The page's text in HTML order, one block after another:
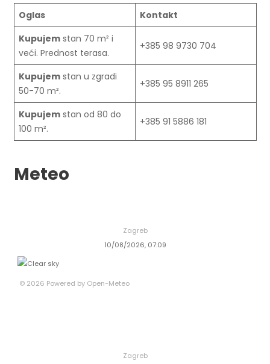
Oglas
Kontakt
Kupujemstan 70 m² i
veći. Prednost terasa.
+385 98 9730 704
Kupujemstan u zgradi
50-70 m².
+385 95 8911 265
Kupujemstan od 80 do
100 m².
+385 91 5886 181
Meteo
Zagreb
10/08/2026, 07:09
© 2026 Powered by Open-Meteo
Zagreb